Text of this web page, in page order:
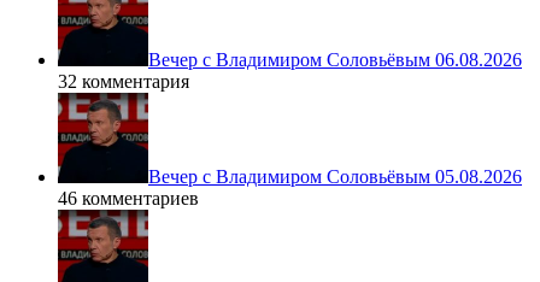
Вечер с Владимиром Соловьёвым 06.08.2026
32 комментария
Вечер с Владимиром Соловьёвым 05.08.2026
46 комментариев